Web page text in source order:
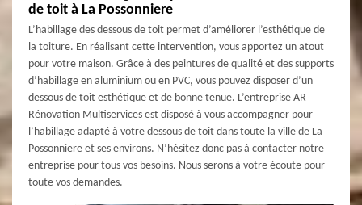
de toit à La Possonniere
L’habillage des dessous de toit permet d’améliorer l’esthétique de
la toiture. En réalisant cette intervention, vous apportez un atout
pour votre maison. Grâce à des peintures de qualité et des supports
d’habillage en aluminium ou en PVC, vous pouvez disposer d’un
dessous de toit esthétique et de bonne tenue. L’entreprise AR
Rénovation Multiservices est disposé à vous accompagner pour
l’habillage adapté à votre dessous de toit dans toute la ville de La
Possonniere et ses environs. N’hésitez donc pas à contacter notre
entreprise pour tous vos besoins. Nous serons à votre écoute pour
toute vos demandes.